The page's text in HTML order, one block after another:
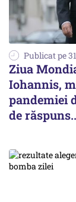
Publicat pe
Ziua
Iohannis,
pandemiei
de